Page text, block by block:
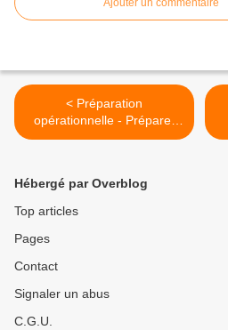
Ajouter un commentaire
< Préparation
opérationnelle - Préparer
son alerte
Hébergé par Overblog
Top articles
Pages
Contact
Signaler un abus
C.G.U.